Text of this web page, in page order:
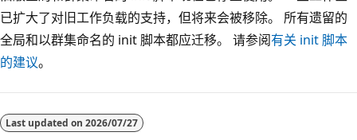
已扩大了对旧工作负载的支持，但将来会被移除。 所有遗留的
全局和以群集命名的 init 脚本都应迁移。 请参阅有关 init 脚本
的建议。
Last updated on 2026/07/27